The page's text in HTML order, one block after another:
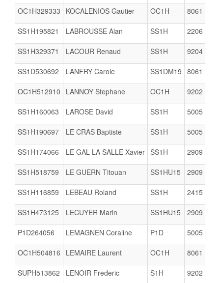
OC1H329333 KOCALENIOS Gautier OC1H 8061
SS1H195821 LABROUSSE Alan SS1H 2206
SS1H329371 LACOUR Renaud SS1H 9204
SS1D530692 LANFRY Carole SS1DM19 8061
OC1H512910 LANNOY Stephane OC1H 9202
SS1H160063 LAROSE David SS1H 5005
SS1H190697 LE CRAS Baptiste SS1H 5005
SS1H174066 LE GAL LA SALLE Xavier SS1H 2909
SS1H518759 LE GUERN Titouan SS1HU15 2909
SS1H116859 LEBEAU Roland SS1H 2415
SS1H473125 LECUYER Marin SS1HU15 2909
P1D264056 LEMAGNEN Coraline P1D 5005
OC1H504816 LEMAIRE Laurent OC1H 8061
SUPH513862 LENOIR Frederic S1H 9202